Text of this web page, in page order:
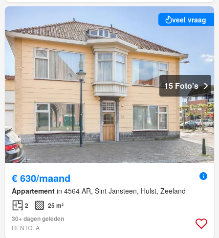
veel vraag
15 Foto's
€ 630/maand
Appartement in 4564 AR, Sint Jansteen, Hulst, Zeeland
2
25 m²
30+ dagen geleden
RENTOLA